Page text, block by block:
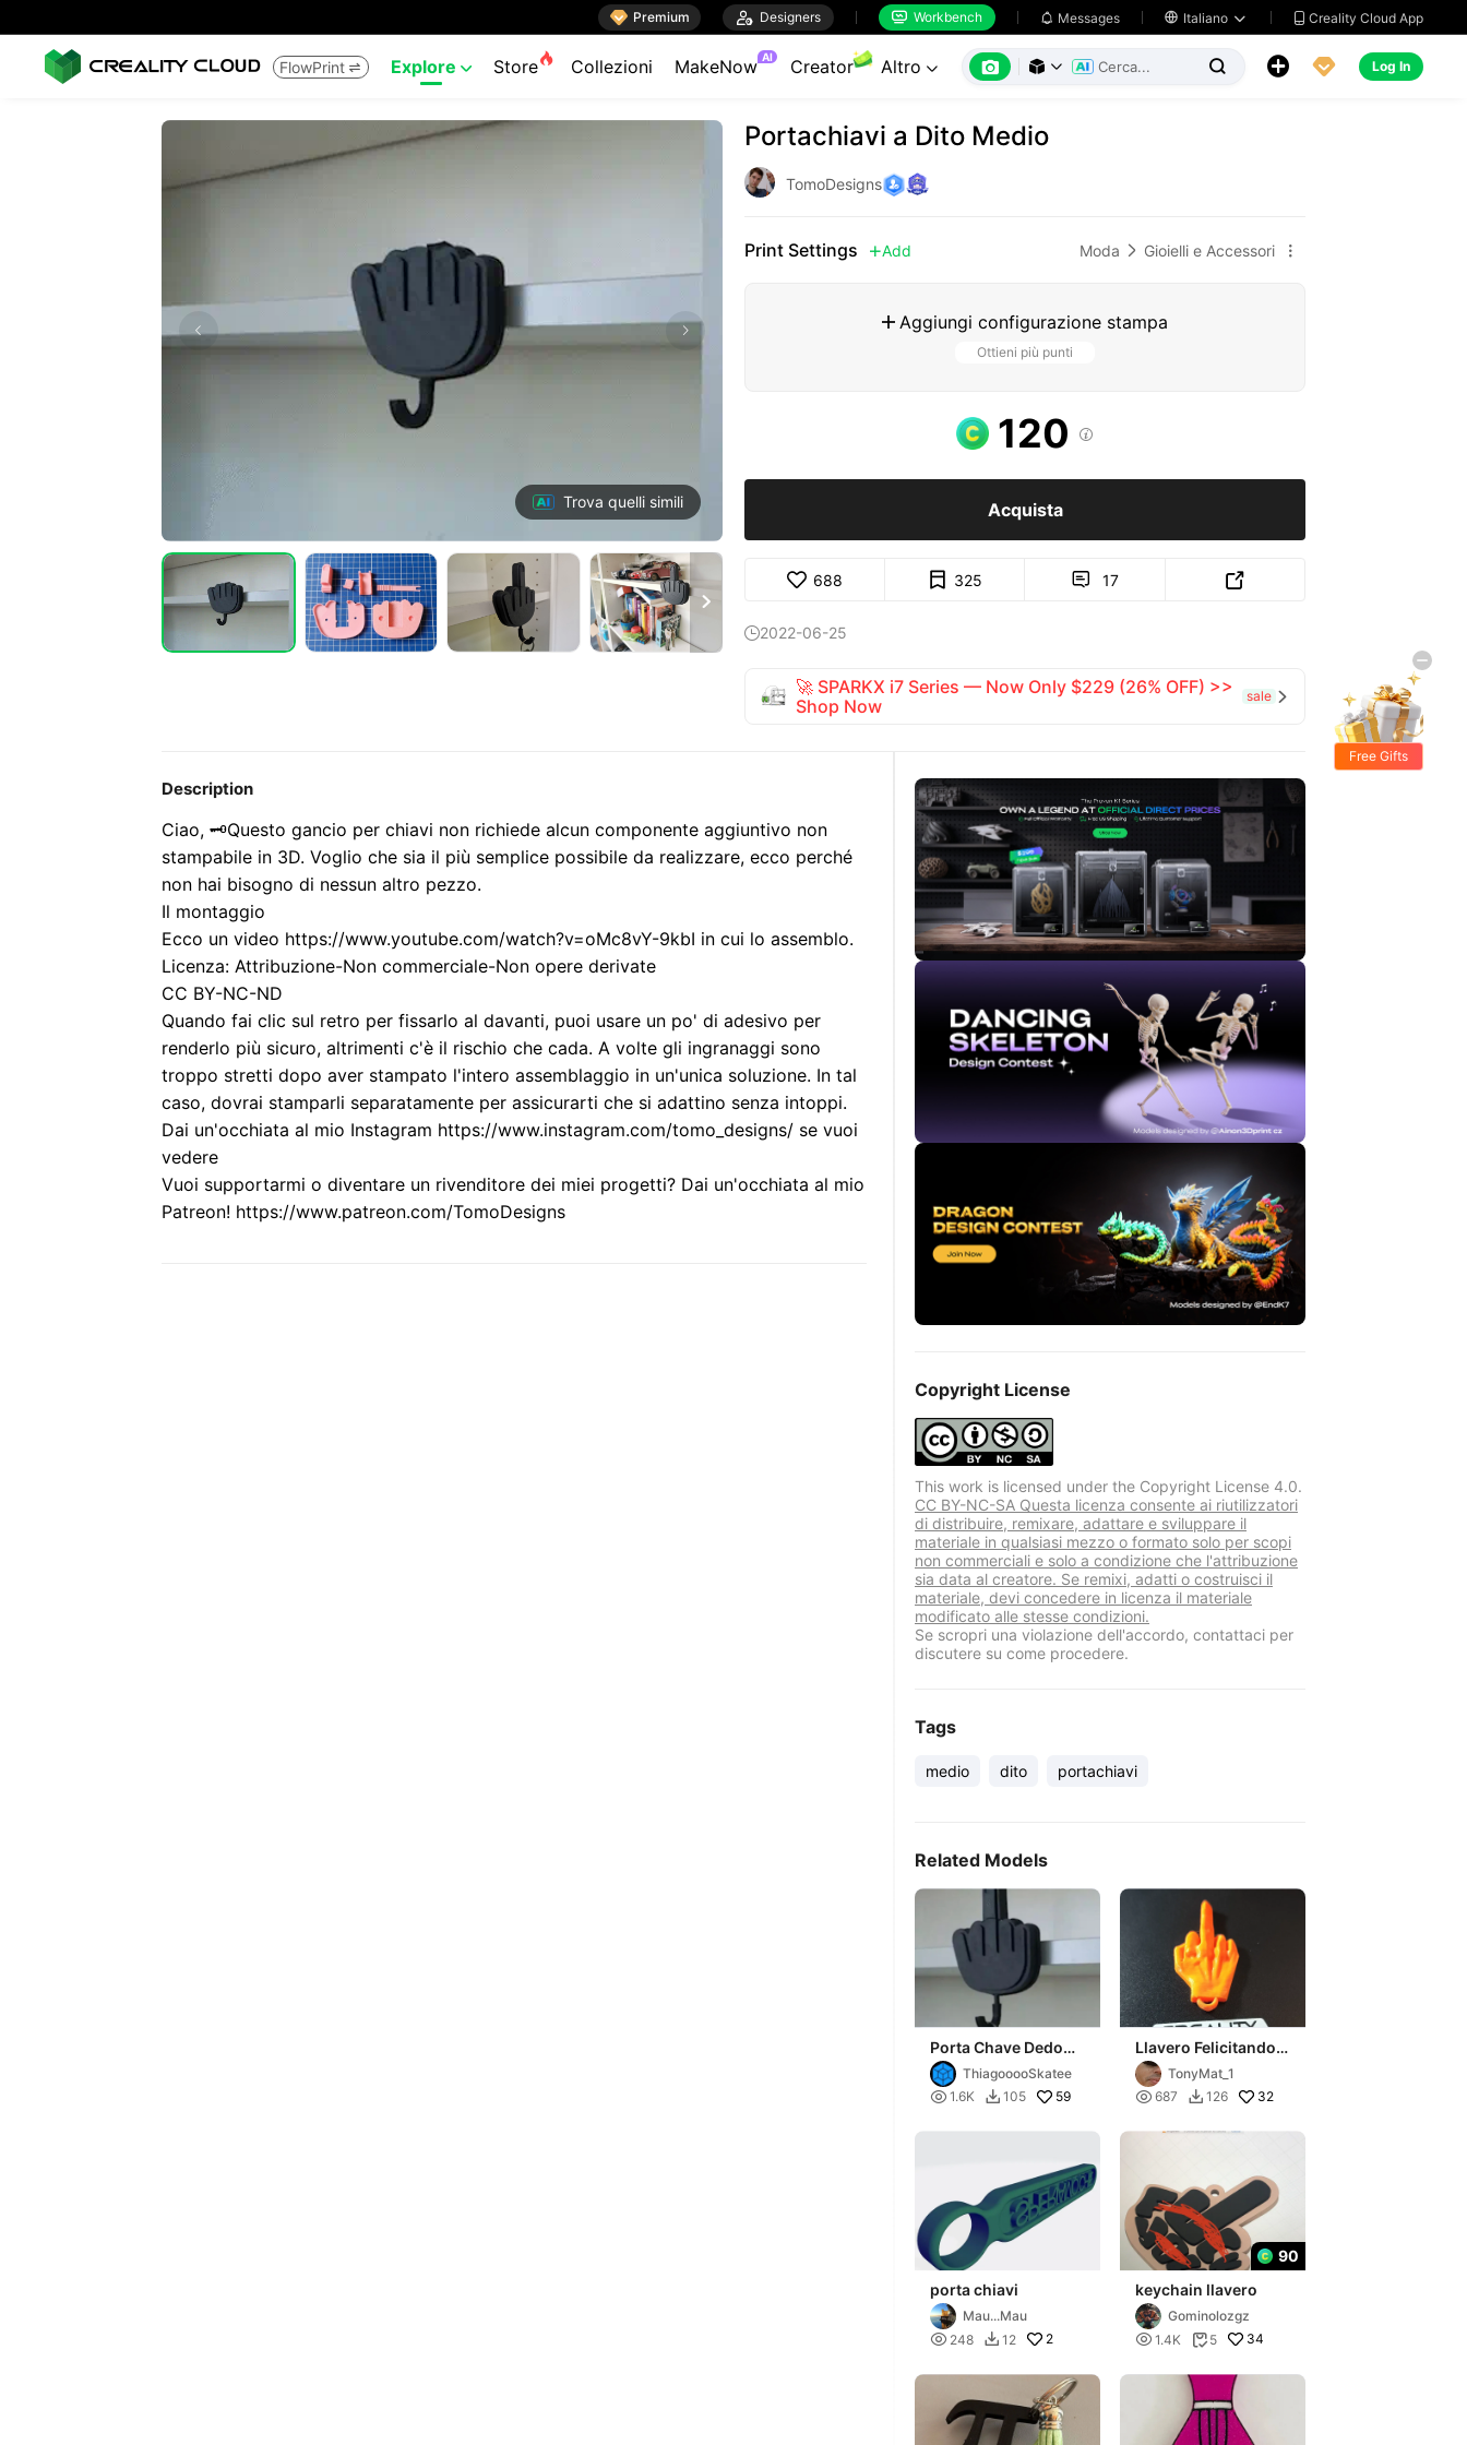
 Premium  Designers  Workbench  Messages  Italiano   Creality Cloud App
FlowPrint  Explore  Store Collezioni MakeNow AI Creator Altro        Log In
Trova quelli simili

Portachiavi a Dito Medio
TomoDesigns
Print Settings Add Moda  Gioielli e Accessori 
 Aggiungi configurazione stampa
Ottieni più punti
120 
Acquista
688 325  17 
2022-06-25
🚀 SPARKX i7 Series — Now Only $229 (26% OFF) >>
Shop Now
sale 
Description
Ciao, 🗝️Questo gancio per chiavi non richiede alcun componente aggiuntivo non
stampabile in 3D. Voglio che sia il più semplice possibile da realizzare, ecco perché
non hai bisogno di nessun altro pezzo.
Il montaggio
Ecco un video https://www.youtube.com/watch?v=oMc8vY-9kbI in cui lo assemblo.
Licenza: Attribuzione-Non commerciale-Non opere derivate
CC BY-NC-ND
Quando fai clic sul retro per fissarlo al davanti, puoi usare un po' di adesivo per
renderlo più sicuro, altrimenti c'è il rischio che cada. A volte gli ingranaggi sono
troppo stretti dopo aver stampato l'intero assemblaggio in un'unica soluzione. In tal
caso, dovrai stamparli separatamente per assicurarti che si adattino senza intoppi.
Dai un'occhiata al mio Instagram https://www.instagram.com/tomo_designs/ se vuoi
vedere
Vuoi supportarmi o diventare un rivenditore dei miei progetti? Dai un'occhiata al mio
Patreon! https://www.patreon.com/TomoDesigns
Copyright License
This work is licensed under the Copyright License 4.0.
CC BY-NC-SA Questa licenza consente ai riutilizzatori
di distribuire, remixare, adattare e sviluppare il
materiale in qualsiasi mezzo o formato solo per scopi
non commerciali e solo a condizione che l'attribuzione
sia data al creatore. Se remixi, adatti o costruisci il
materiale, devi concedere in licenza il materiale
modificato alle stesse condizioni.
Se scropri una violazione dell'accordo, contattaci per
discutere su come procedere.
Tags
medio dito portachiavi
Related Models
Porta Chave Dedo
do MeioThiagooooSkatee
 1.6K  105 59
Llavero Felicitando
con el Dedo Corazón
AMC TonyMat_1
 687  126 32
porta chiavi
Mau...Mau
 248  12 2
90
keychain llavero
Gominolozgz
 1.4K  5 34
Free Gifts